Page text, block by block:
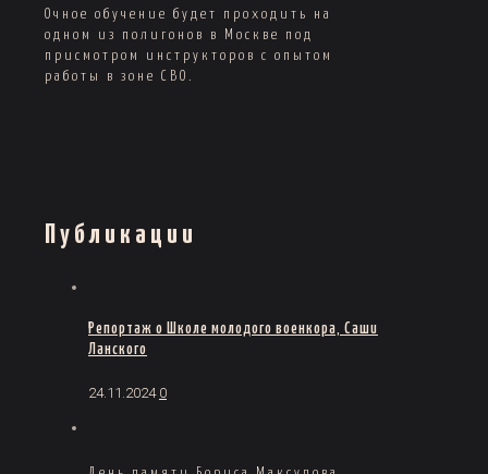
Очное обучение будет проходить на
одном из полигонов в Москве под
присмотром инструкторов с опытом
работы в зоне СВО.
Публикации
Репортаж о Школе молодого военкора, Саши
Ланского
24.11.2024 0